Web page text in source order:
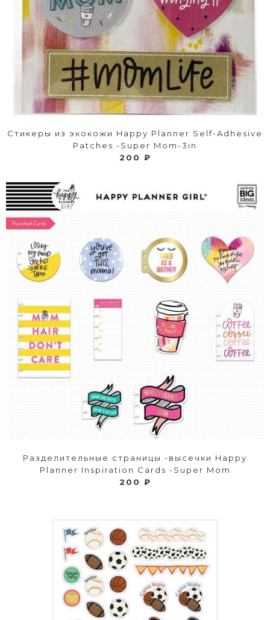
Стикеры из экокожи Happy Planner Self-Adhesive
Patches -Super Mom-3in
200 ₽
Разделительные страницы -высечки Happy
Planner Inspiration Cards -Super Mom
200 ₽